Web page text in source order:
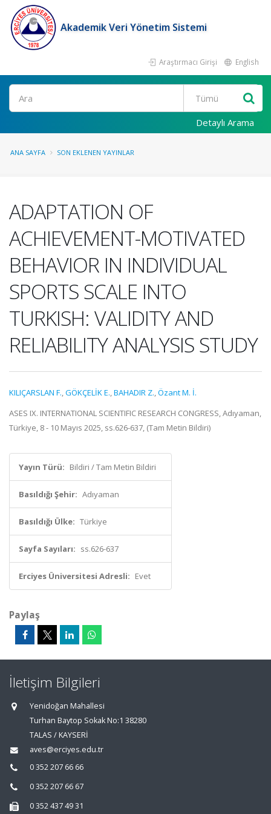
Akademik Veri Yönetim Sistemi
Araştırmacı Girişi English
Ara
Detaylı Arama
ANA SAYFA SON EKLENEN YAYINLAR
ADAPTATION OF
ACHIEVEMENT-MOTIVATED
BEHAVIOR IN INDIVIDUAL
SPORTS SCALE INTO
TURKISH: VALIDITY AND
RELIABILITY ANALYSIS STUDY
KILIÇARSLAN F.,GÖKÇELİK E.,BAHADIR Z.,Özant M. İ.
ASES IX. INTERNATIONAL SCIENTIFIC RESEARCH CONGRESS, Adıyaman,
Türkiye, 8 - 10 Mayıs 2025, ss.626-637, (Tam Metin Bildiri)
Yayın Türü: Bildiri / Tam Metin Bildiri
Basıldığı Şehir: Adıyaman
Basıldığı Ülke: Türkiye
Sayfa Sayıları: ss.626-637
Erciyes Üniversitesi Adresli: Evet
Paylaş
İletişim Bilgileri
Yenidoğan Mahallesi
Turhan Baytop Sokak No:1 38280
TALAS / KAYSERİ
aves@erciyes.edu.tr
0 352 207 66 66
0 352 207 66 67
0 352 437 49 31